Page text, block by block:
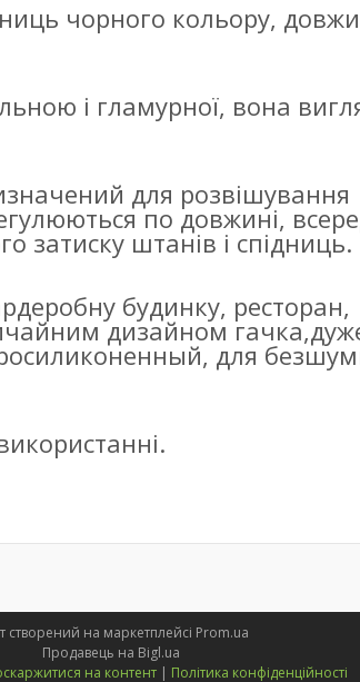
чорного кольору,
і гламурної, вона
для розвішування
по довжині,
затиску штанів і спідниць.
будинку, ресторан,
дизайном
для
створений на маркетплейсі Prom.ua
Продавець на Bigl.ua
на контент | Політика конфіденційності